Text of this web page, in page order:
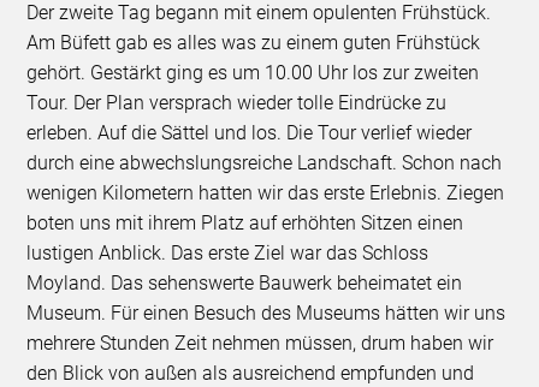
Der zweite Tag begann mit einem opulenten Frühstück.
Am Büfett gab es alles was zu einem guten Frühstück
gehört. Gestärkt ging es um 10.00 Uhr los zur zweiten
Tour. Der Plan versprach wieder tolle Eindrücke zu
erleben. Auf die Sättel und los. Die Tour verlief wieder
durch eine abwechslungsreiche Landschaft. Schon nach
wenigen Kilometern hatten wir das erste Erlebnis. Ziegen
boten uns mit ihrem Platz auf erhöhten Sitzen einen
lustigen Anblick. Das erste Ziel war das Schloss
Moyland. Das sehenswerte Bauwerk beheimatet ein
Museum. Für einen Besuch des Museums hätten wir uns
mehrere Stunden Zeit nehmen müssen, drum haben wir
den Blick von außen als ausreichend empfunden und